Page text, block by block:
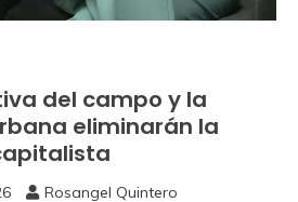
del campo y la
eliminarán la
Rosangel Quintero